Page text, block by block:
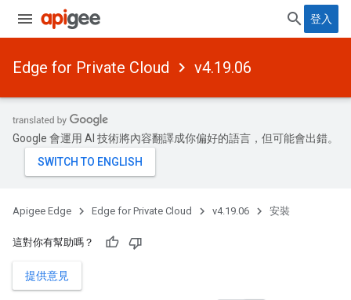
登入
Edge for Private Cloud v4.19.06
Google 會運用 AI 技術將內容翻譯成你偏好的語言，但可能會出錯。
Apigee Edge Edge for Private Cloud v4.19.06 安裝
這對你有幫助嗎？
提供意見